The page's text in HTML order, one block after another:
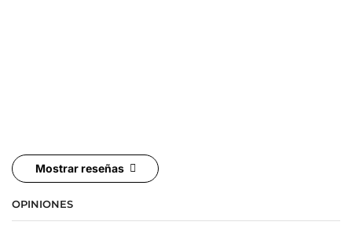
Mostrar reseñas
OPINIONES